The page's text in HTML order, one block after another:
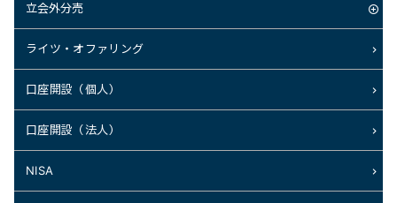
立会外分売
ライツ・オファリング
口座開設（個人）
口座開設（法人）
NISA